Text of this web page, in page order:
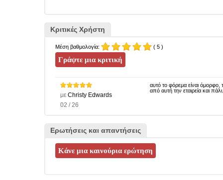
Κριτικές Χρήστη
Μέση βαθμολογία: ( 5 )
με Christy Edwards
02 / 26
αυτό το φόρεμα είναι όμορφο,
από αυτή την εταιρεία και πάλι.
Ερωτήσεις και απαντήσεις